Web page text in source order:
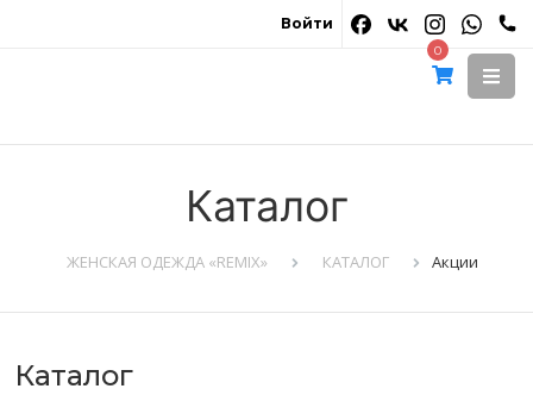
Войти
0
Каталог
ЖЕНСКАЯ ОДЕЖДА «REMIX» КАТАЛОГ Акции
Каталог